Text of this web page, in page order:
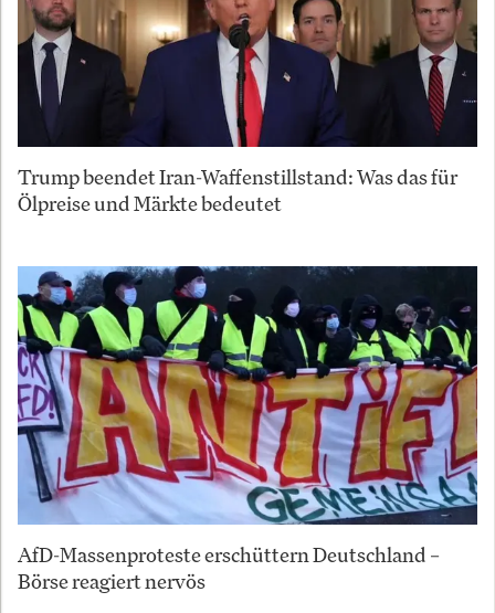
Trump beendet Iran-Waffenstillstand: Was das für
Ölpreise und Märkte bedeutet
AfD-Massenproteste erschüttern Deutschland –
Börse reagiert nervös